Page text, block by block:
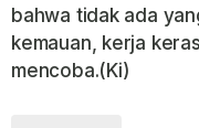
bahwa tidak ada
kemauan, kerja
mencoba.(Ki)